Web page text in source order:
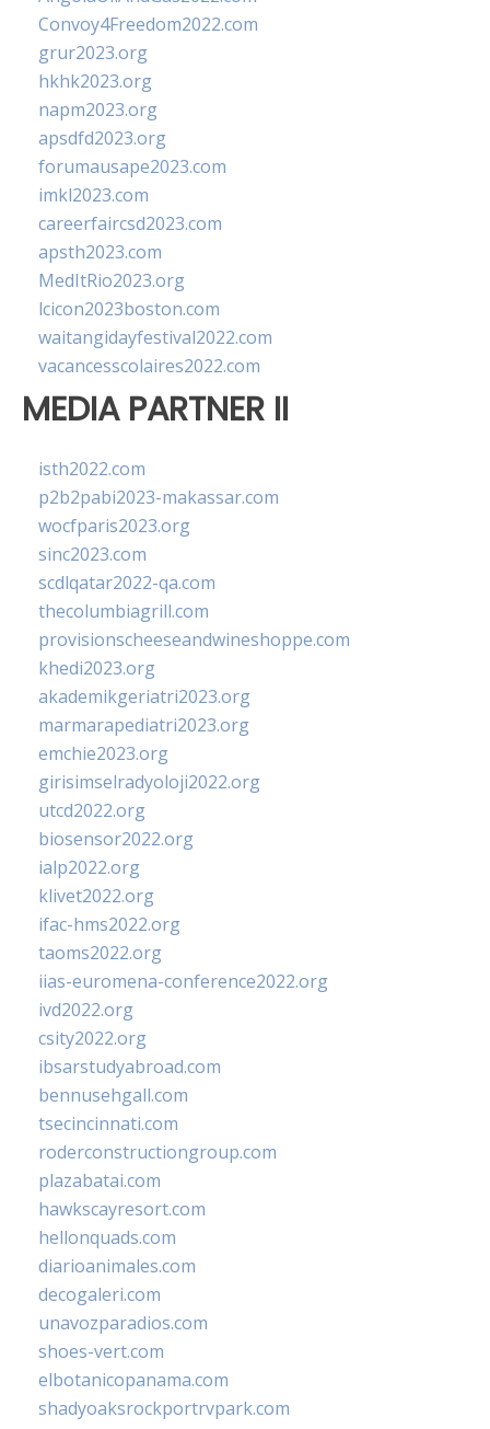
Convoy4Freedom2022.com
grur2023.org
hkhk2023.org
napm2023.org
apsdfd2023.org
forumausape2023.com
imkl2023.com
careerfaircsd2023.com
apsth2023.com
MedItRio2023.org
lcicon2023boston.com
waitangidayfestival2022.com
vacancesscolaires2022.com
MEDIA PARTNER II
isth2022.com
p2b2pabi2023-makassar.com
wocfparis2023.org
sinc2023.com
scdlqatar2022-qa.com
thecolumbiagrill.com
provisionscheeseandwineshoppe.com
khedi2023.org
akademikgeriatri2023.org
marmarapediatri2023.org
emchie2023.org
girisimselradyoloji2022.org
utcd2022.org
biosensor2022.org
ialp2022.org
klivet2022.org
ifac-hms2022.org
taoms2022.org
iias-euromena-conference2022.org
ivd2022.org
csity2022.org
ibsarstudyabroad.com
bennusehgall.com
tsecincinnati.com
roderconstructiongroup.com
plazabatai.com
hawkscayresort.com
hellonquads.com
diarioanimales.com
decogaleri.com
unavozparadios.com
shoes-vert.com
elbotanicopanama.com
shadyoaksrockportrvpark.com